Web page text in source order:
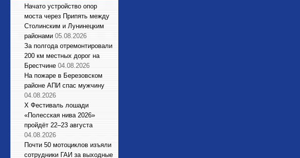
Начато устройство опор
моста через Припять между
Столинским и Лунинецким
районами 05.08.2026
За полгода отремонтировали
200 км местных дорог на
Брестчине 04.08.2026
На пожаре в Березовском
районе АПИ спас мужчину
04.08.2026
X Фестиваль лошади
«Полесская нива 2026»
пройдёт 22–23 августа
04.08.2026
Почти 50 мотоциклов изъяли
сотрудники ГАИ за выходные